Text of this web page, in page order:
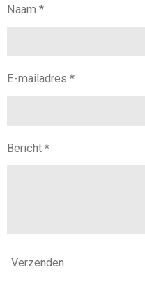
Naam *
E-mailadres *
Bericht *
Verzenden